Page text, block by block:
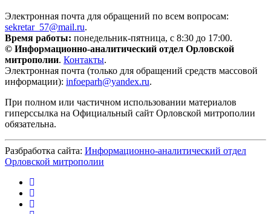
Электронная почта для обращений по всем вопросам:
sekretar_57@mail.ru.
Время работы: понедельник-пятница, с 8:30 до 17:00.
© Информационно-аналитический отдел Орловской
митрополии. Контакты.
Электронная почта (только для обращений средств массовой
информации): infoeparh@yandex.ru.
При полном или частичном использовании материалов
гиперссылка на Официальный сайт Орловской митрополии
обязательна.
Разбработка сайта: Информационно-аналитический отдел
Орловской митрополии